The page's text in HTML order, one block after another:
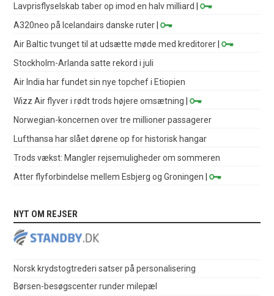
Lavprisflyselskab taber op imod en halv milliard
|
A320neo på Icelandairs danske ruter |
Air Baltic tvunget til at udsætte møde med kreditorer |
Stockholm-Arlanda satte rekord i juli
Air India har fundet sin nye topchef i Etiopien
Wizz Air flyver i rødt trods højere omsætning |
Norwegian-koncernen over tre millioner passagerer
Lufthansa har slået dørene op for historisk hangar
Trods vækst: Mangler rejsemuligheder om sommeren
Atter flyforbindelse mellem Esbjerg og Groningen |
NYT OM REJSER
Norsk krydstogtrederi satser på personalisering
Børsen-besøgscenter runder milepæl